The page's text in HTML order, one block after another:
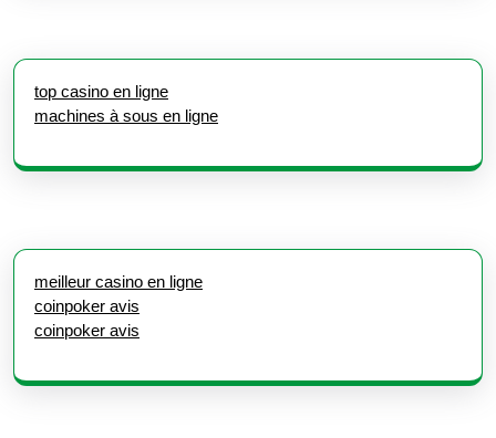
top casino en ligne
machines à sous en ligne
meilleur casino en ligne
coinpoker avis
coinpoker avis